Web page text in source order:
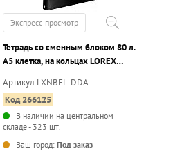
Экспресс-просмотр
Тетрадь со сменным блоком 80 л.
А5 клетка, на кольцах LOREX
зам, фольга, усиленная упаковка
Артикул LXNBEL-DDA
Код 266125
В наличии на центральном
складе - 323 шт.
Ваш город: Под заказ